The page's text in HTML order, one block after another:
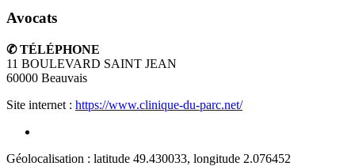
Avocats
✆ TÉLÉPHONE
11 BOULEVARD SAINT JEAN
60000 Beauvais
Site internet : https://www.clinique-du-parc.net/
Géolocalisation : latitude 49.430033, longitude 2.076452